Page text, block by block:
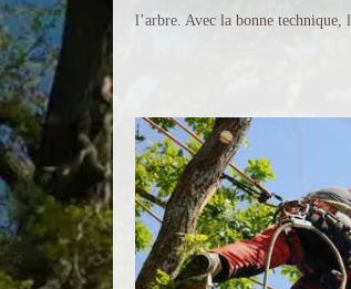
l’arbre. Avec la bonne technique,